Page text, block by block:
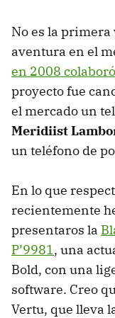
No es la
aventura en el
en 2008
proyecto fue
el mercado un
Meridiist
un teléfono de
En lo que
recientemente
presentaros la
P’9981, una
Bold, con una
software. Creo
Vertu, que lleva